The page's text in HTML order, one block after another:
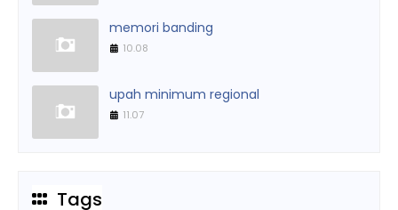
memori banding
10.08
upah minimum regional
11.07
Tags